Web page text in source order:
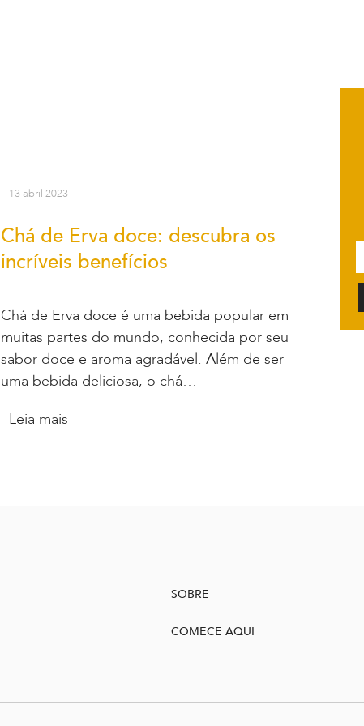
13 abril 2023
Chá de Erva doce: descubra os
incríveis benefícios
Chá de Erva doce é uma bebida popular em
muitas partes do mundo, conhecida por seu
sabor doce e aroma agradável. Além de ser
uma bebida deliciosa, o chá…
Leia mais
SOBRE
COMECE AQUI